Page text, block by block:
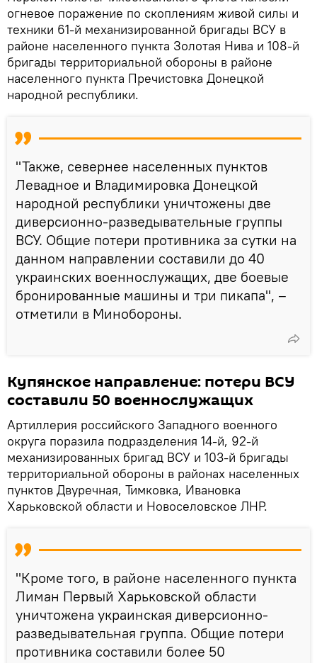
огневое поражение по скоплениям живой силы и
техники 61-й механизированной бригады ВСУ в
районе населенного пункта Золотая Нива и 108-й
бригады территориальной обороны в районе
населенного пункта Пречистовка Донецкой
народной республики.
"Также, севернее населенных пунктов
Левадное и Владимировка Донецкой
народной республики уничтожены две
диверсионно-разведывательные группы
ВСУ. Общие потери противника за сутки на
данном направлении составили до 40
украинских военнослужащих, две боевые
бронированные машины и три пикапа", –
отметили в Минобороны.
Купянское направление: потери ВСУ
составили 50 военнослужащих
Артиллерия российского Западного военного
округа поразила подразделения 14-й, 92-й
механизированных бригад ВСУ и 103-й бригады
территориальной обороны в районах населенных
пунктов Двуречная, Тимковка, Ивановка
Харьковской области и Новоселовское ЛНР.
"Кроме того, в районе населенного пункта
Лиман Первый Харьковской области
уничтожена украинская диверсионно-
разведывательная группа. Общие потери
противника составили более 50